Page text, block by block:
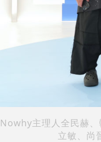
主理人全民赫、
立敏、尚